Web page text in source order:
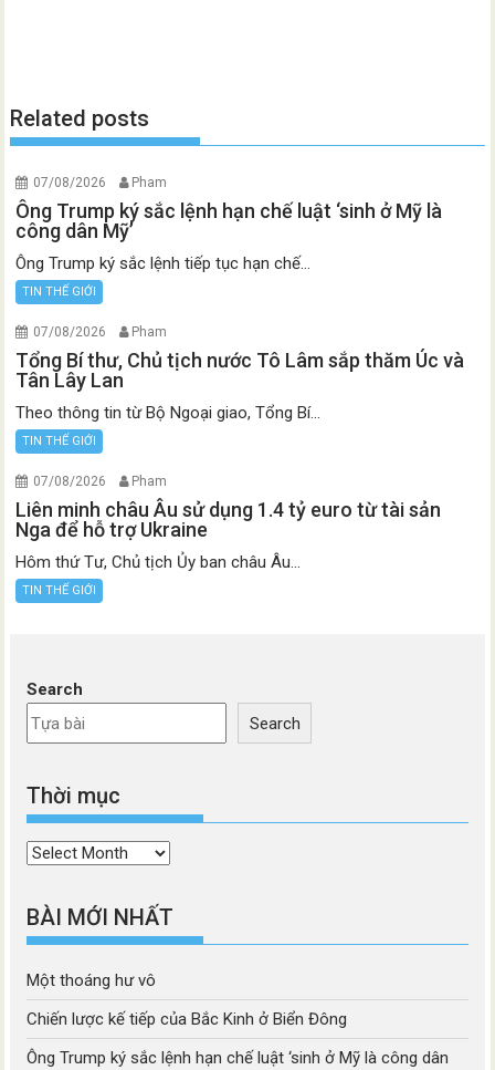
Related posts
07/08/2026 Pham
Ông Trump ký sắc lệnh hạn chế luật ‘sinh ở Mỹ là
công dân Mỹ’
Ông Trump ký sắc lệnh tiếp tục hạn chế...
TIN THẾ GIỚI
07/08/2026 Pham
Tổng Bí thư, Chủ tịch nước Tô Lâm sắp thăm Úc và
Tân Lây Lan
Theo thông tin từ Bộ Ngoại giao, Tổng Bí...
TIN THẾ GIỚI
07/08/2026 Pham
Liên minh châu Âu sử dụng 1.4 tỷ euro từ tài sản
Nga để hỗ trợ Ukraine
Hôm thứ Tư, Chủ tịch Ủy ban châu Âu...
TIN THẾ GIỚI
Search
Search
Thời mục
Thời
BÀI MỚI NHẤT
Một thoáng hư vô
Chiến lược kế tiếp của Bắc Kinh ở Biển Đông
Ông Trump ký sắc lệnh hạn chế luật ‘sinh ở Mỹ là công dân